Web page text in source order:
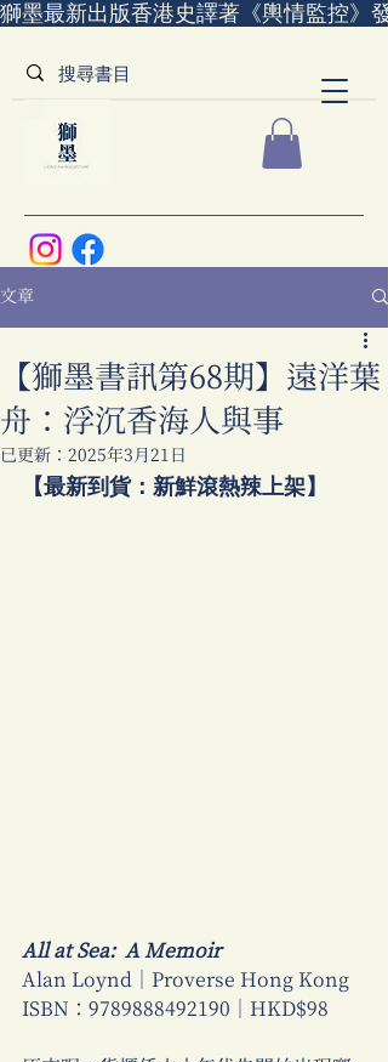
獅墨最新出版香港史譯著《輿情監控》
文章
【獅墨書訊第68期】遠洋葉
舟：浮沉香海人與事
已更新： 2025年3月21日
【最新到貨：新鮮滾熱辣上架】
All at Sea:  A Memoir
Alan Loynd｜Proverse Hong Kong
ISBN：9789888492190｜HKD$98